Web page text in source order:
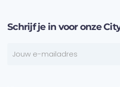
Schrijf je in voor onze